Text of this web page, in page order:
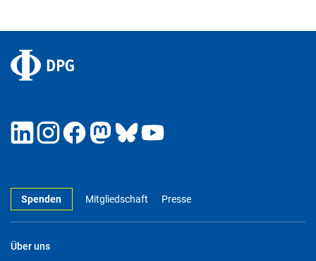
Spenden Mitgliedschaft Presse
Über uns